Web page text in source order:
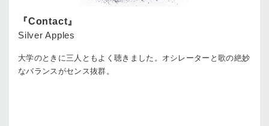
『Contact』
Silver Apples
大学のときに三人ともよく聴きました。オシレーターと歌の絶妙
なバランスがセンス抜群。